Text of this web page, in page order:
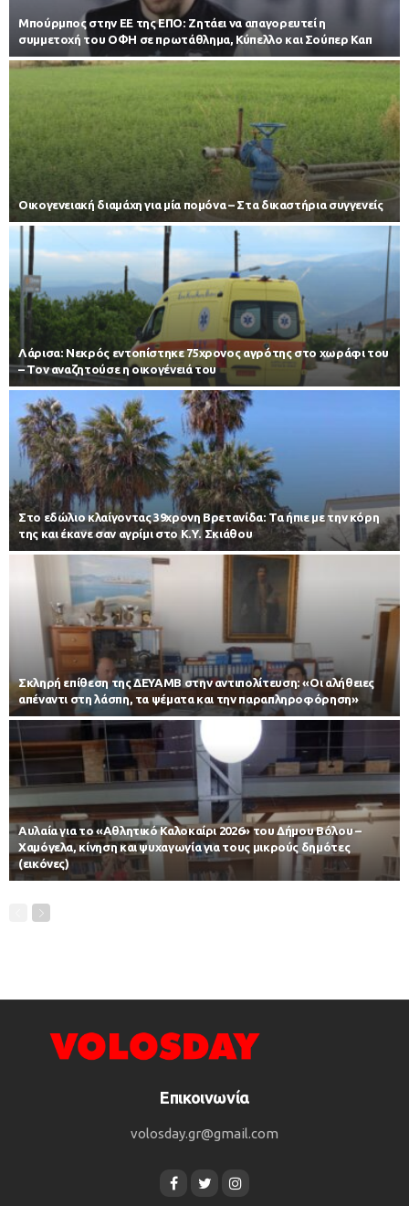
Μπούρμπος στην ΕΕ της ΕΠΟ: Ζητάει να απαγορευτεί η
συμμετοχή του ΟΦΗ σε πρωτάθλημα, Κύπελλο και Σούπερ Καπ
Οικογενειακή διαμάχη για μία πομόνα – Στα δικαστήρια συγγενείς
Λάρισα: Νεκρός εντοπίστηκε 75χρονος αγρότης στο χωράφι του
– Toν αναζητούσε η οικογένειά του
Στο εδώλιο κλαίγοντας 39χρονη Βρετανίδα: Τα ήπιε με την κόρη
της και έκανε σαν αγρίμι στο Κ.Υ. Σκιάθου
Σκληρή επίθεση της ΔΕΥΑΜΒ στην αντιπολίτευση: «Οι αλήθειες
απέναντι στη λάσπη, τα ψέματα και την παραπληροφόρηση»
Αυλαία για το «Αθλητικό Καλοκαίρι 2026» του Δήμου Βόλου –
Χαμόγελα, κίνηση και ψυχαγωγία για τους μικρούς δημότες
(εικόνες)
Επικοινωνία
volosday.gr@gmail.com